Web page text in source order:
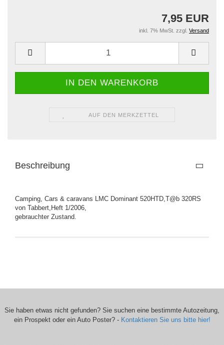
7,95 EUR
inkl. 7% MwSt. zzgl. Versand
AUF DEN MERKZETTEL
Beschreibung
Camping, Cars & caravans LMC Dominant 520HTD,T@b 320RS
von Tabbert,Heft 1/2006,
gebrauchter Zustand.
Sie haben etwas nicht gefunden? Sie suchen eine bestimmte Autozeitung,
ein Prospekt oder ein Auto Poster? - Kontaktieren Sie uns bitte hier!